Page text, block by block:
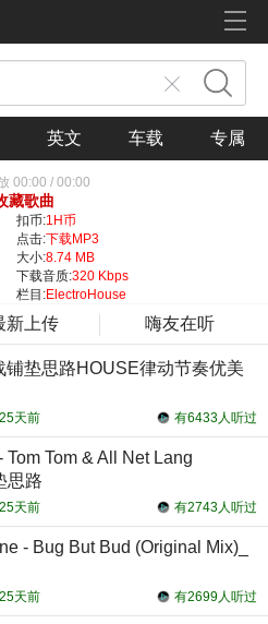
英文 车载 专属
00:00 / 00:00
藏歌曲
扣币:1H币
点击:下载MP3
大小:8.74 MB
下载音质:320 Kbps
栏目:ElectroHouse
新上传 嗨友在听
垫思路HOUSE律动节奏优美
有6433人听过
天前
Tom & All Net Lang
思路
有2743人听过
天前
- Bug But Bud (Original Mix)_
有2699人听过
天前